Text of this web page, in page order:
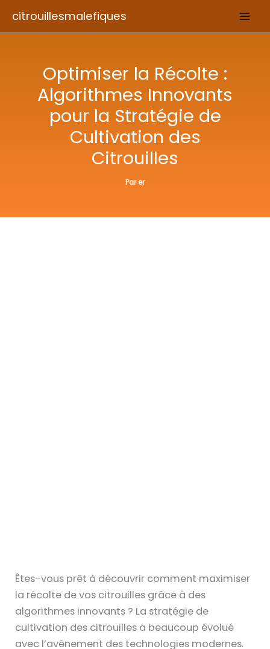
citrouillesmalefiques
Optimiser la Récolte :
Algorithmes Innovants
pour la Stratégie de
Cultivation des
Citrouilles
Parer
Êtes-vous prêt à découvrir comment maximiser
la récolte de vos citrouilles grâce à des
algorithmes innovants ? La stratégie de
cultivation des citrouilles a beaucoup évolué
avec l’avènement des technologies modernes.